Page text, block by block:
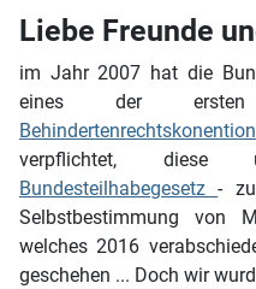
Liebe Freunde
im Jahr 2007 hat die
eines der
Behindertenrechtskonention
verpflichtet, diese
Bundesteilhabegesetz-
Selbstbestimmung von
welches 2016
geschehen ... Doch wir